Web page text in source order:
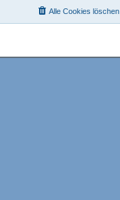
Alle Cookies löschen